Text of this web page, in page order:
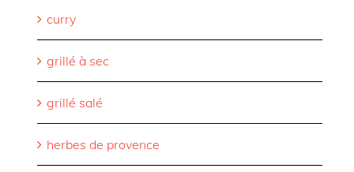
curry
grillé à sec
grillé salé
herbes de provence